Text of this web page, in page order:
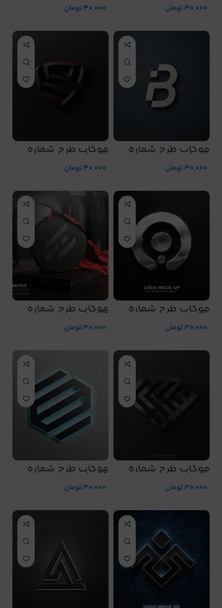
30,000تومان 30,000تومان
موکاپ طرح شماره
5021
30,000تومان
موکاپ طرح شماره
5022
30,000تومان
موکاپ طرح شماره
5023
30,000تومان
موکاپ طرح شماره
5024
30,000تومان
موکاپ طرح شماره
5025
30,000تومان
موکاپ طرح شماره
5026
30,000تومان